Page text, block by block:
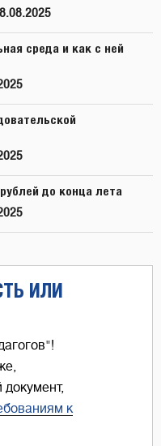
среда и как с ней
до конца лета
ИЛИ
документ,
к